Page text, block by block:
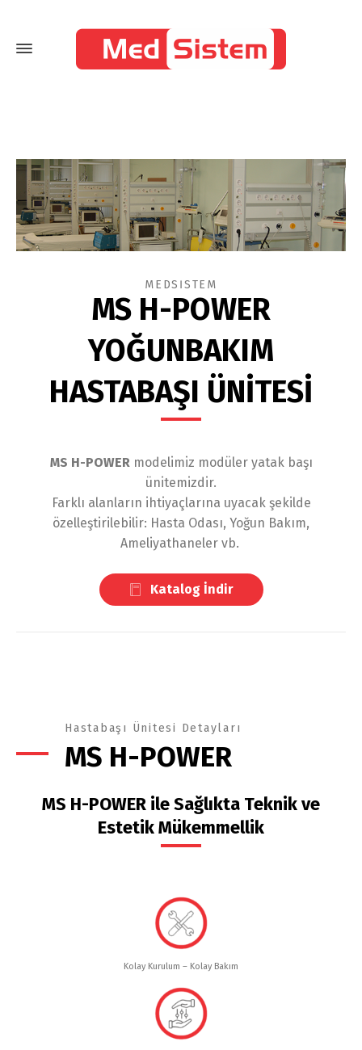
MEDSİSTEM
MS H-POWER
YOĞUNBAKIM
HASTABAŞI ÜNİTESİ
MS H-POWER modelimiz modüler yatak başı
ünitemizdir.
Farklı alanların ihtiyaçlarına uyacak şekilde
özelleştirilebilir: Hasta Odası, Yoğun Bakım,
Ameliyathaneler vb.
Katalog İndir
Hastabaşı Ünitesi Detayları
MS H-POWER
MS H-POWER ile Sağlıkta Teknik ve
Estetik Mükemmellik
Kolay Kurulum – Kolay Bakım